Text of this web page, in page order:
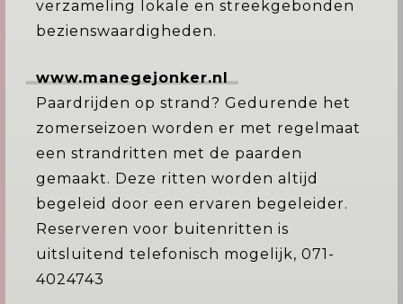
verzameling lokale en streekgebonden
bezienswaardigheden.
www.manegejonker.nl
Paardrijden op strand? Gedurende het
zomerseizoen worden er met regelmaat
een strandritten met de paarden
gemaakt. Deze ritten worden altijd
begeleid door een ervaren begeleider.
Reserveren voor buitenritten is
uitsluitend telefonisch mogelijk, 071-
4024743